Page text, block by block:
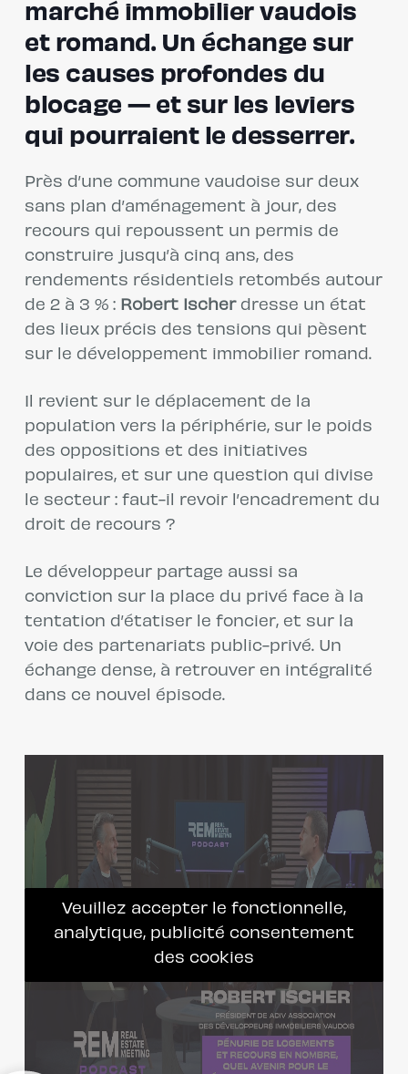
marché immobilier vaudois
et romand. Un échange sur
les causes profondes du
blocage — et sur les leviers
qui pourraient le desserrer.
Près d’une commune vaudoise sur deux
sans plan d’aménagement à jour, des
recours qui repoussent un permis de
construire jusqu’à cinq ans, des
rendements résidentiels retombés autour
de 2 à 3 % : Robert Ischerdresse un état
des lieux précis des tensions qui pèsent
sur le développement immobilier romand.
Il revient sur le déplacement de la
population vers la périphérie, sur le poids
des oppositions et des initiatives
populaires, et sur une question qui divise
le secteur : faut-il revoir l’encadrement du
droit de recours ?
Le développeur partage aussi sa
conviction sur la place du privé face à la
tentation d’étatiser le foncier, et sur la
voie des partenariats public-privé. Un
échange dense, à retrouver en intégralité
dans ce nouvel épisode.
Veuillez accepter le fonctionnelle,
analytique, publicité consentement
des cookies